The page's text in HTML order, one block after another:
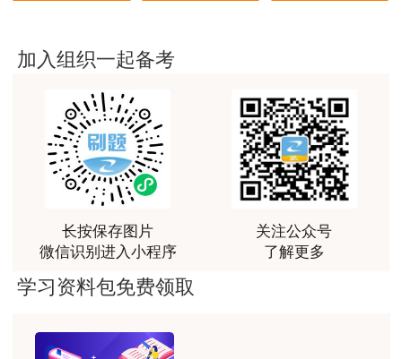
用户m1****68
朋友推荐过来的，直接选的网校最好的班，希望一把
用户m0****68
王佑辉老师土估的神
王佑辉讲的课很好，答疑老师1526很有耐心，答疑的
加入组织一起备考
长按保存图片
微信识别进入小程序
关注公众号
了解更多
学习资料包免费领取